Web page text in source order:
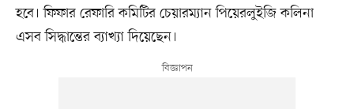
হবে। ফিফার রেফারি কমিটির চেয়ারম্যান পিয়েরলুইজি কলিনা
এসব সিদ্ধান্তের ব্যাখ্যা দিয়েছেন।